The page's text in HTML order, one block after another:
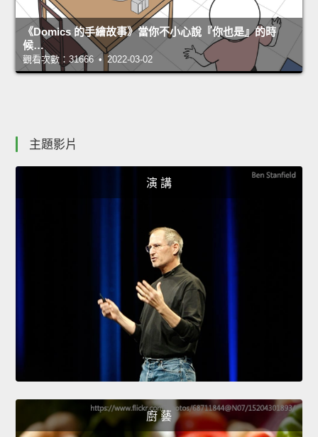
《Domics 的手繪故事》當你不小心說『你也是』的時
候…
觀看次數：31666 • 2022-03-02
主題影片
演 講
廚 藝